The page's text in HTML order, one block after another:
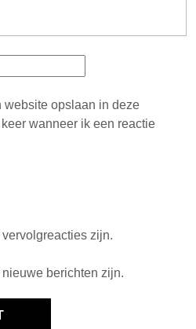
website opslaan in deze
wanneer ik een reactie
zijn.
berichten zijn.